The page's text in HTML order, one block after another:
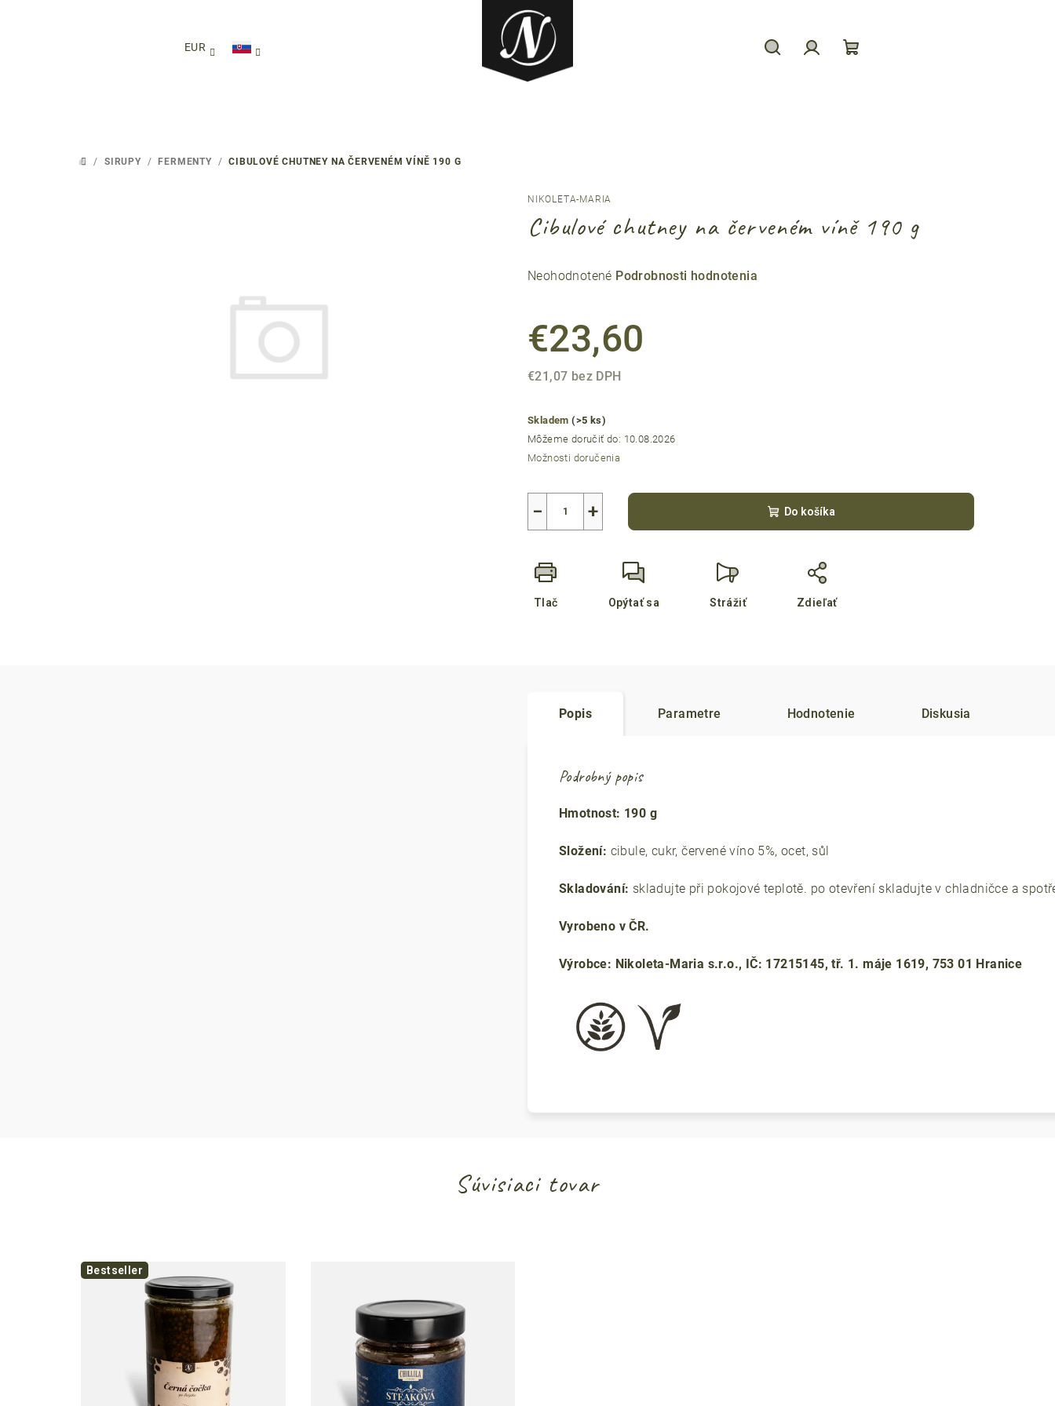
EUR
DOMOV
/ SIRUPY / FERMENTY / CIBULOVÉ CHUTNEY NA ČERVENÉM VÍNĚ 190 G
NIKOLETA-MARIA
Cibulové chutney na červeném víně 190 g
Priemerné
je
0,0
z
Neohodnotené Podrobnosti hodnotenia
€23,60
€21,07 bez DPH
cena:
Skladem(>5 ks)
Môžeme doručiť do: 10.08.2026
Možnosti doručenia
+
− Do košíka
Tlač Opýtať sa Strážiť Zdieľať
Popis Parametre Hodnotenie Diskusia
Podrobný popis
Hmotnost: 190 g
Složení: cibule, cukr, červené víno 5%, ocet, sůl
Skladování: skladujte při pokojové teplotě. po otevření skladujte v chladničce a
Vyrobeno v ČR.
Výrobce: Nikoleta-Maria s.r.o., IČ: 17215145, tř. 1. máje 1619, 753 01 Hranice
Súvisiaci tovar
Bestseller